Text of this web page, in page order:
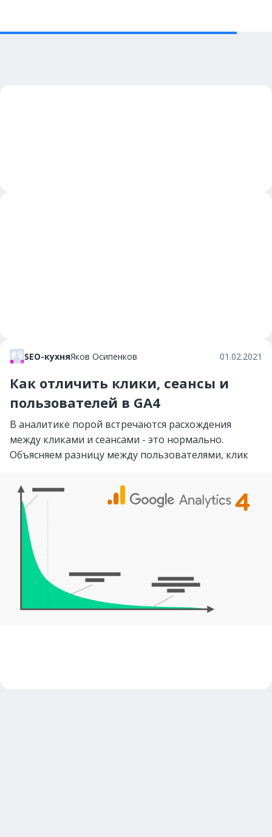
SEO-кухняЯков Осипенков 01.02.2021
Как отличить клики, сеансы и
пользователей в GA4
В аналитике порой встречаются расхождения
между кликами и сеансами - это нормально.
Объясняем разницу между пользователями, клик